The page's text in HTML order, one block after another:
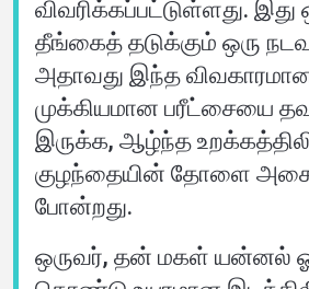
விவரிக்கப்பட்டுள்ளது. இது
தீங்கைத் தடுக்கும் ஒரு
அதாவது இந்த
முக்கியமான பரீட்சையை
இருக்க, ஆழ்ந்த
குழந்தையின் தோளை
போன்றது.
ஒருவர், தன் மகள் யன்னல்